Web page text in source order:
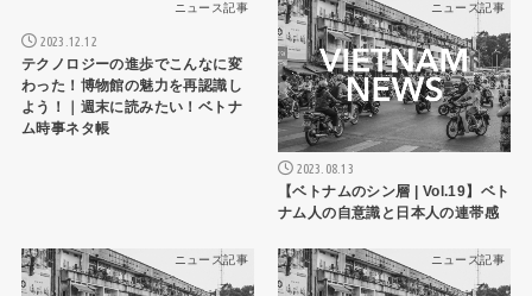
ニュース記事
2023.12.12
テクノロジーの進歩でこんなに変
わった！博物館の魅力を再認識し
よう！｜週末に読みたい！ベトナ
ム時事ネタ帳
ニュース記事
2023.08.13
【ベトナムのシン層 | Vol.19】ベト
ナム人の自意識と日本人の連帯感
ニュース記事 ニュース記事